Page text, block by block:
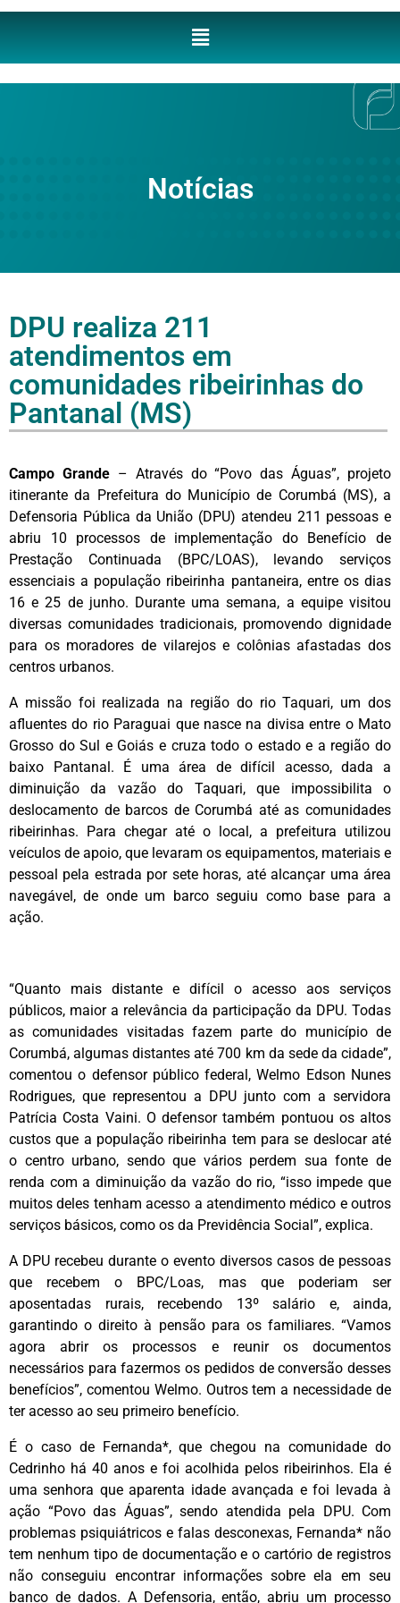
Notícias
DPU realiza 211
atendimentos em
comunidades ribeirinhas do
Pantanal (MS)
Campo Grande– Através do “Povo das Águas”, projeto
itinerante da Prefeitura do Município de Corumbá (MS), a
Defensoria Pública da União (DPU) atendeu 211 pessoas e
abriu 10 processos de implementação do Benefício de
Prestação Continuada (BPC/LOAS), levando serviços
essenciais a população ribeirinha pantaneira, entre os dias
16 e 25 de junho. Durante uma semana, a equipe visitou
diversas comunidades tradicionais, promovendo dignidade
para os moradores de vilarejos e colônias afastadas dos
centros urbanos.
A missão foi realizada na região do rio Taquari, um dos
afluentes do rio Paraguai que nasce na divisa entre o Mato
Grosso do Sul e Goiás e cruza todo o estado e a região do
baixo Pantanal. É uma área de difícil acesso, dada a
diminuição da vazão do Taquari, que impossibilita o
deslocamento de barcos de Corumbá até as comunidades
ribeirinhas. Para chegar até o local, a prefeitura utilizou
veículos de apoio, que levaram os equipamentos, materiais e
pessoal pela estrada por sete horas, até alcançar uma área
navegável, de onde um barco seguiu como base para a
ação.
“Quanto mais distante e difícil o acesso aos serviços
públicos, maior a relevância da participação da DPU. Todas
as comunidades visitadas fazem parte do município de
Corumbá, algumas distantes até 700 km da sede da cidade”,
comentou o defensor público federal, Welmo Edson Nunes
Rodrigues, que representou a DPU junto com a servidora
Patrícia Costa Vaini. O defensor também pontuou os altos
custos que a população ribeirinha tem para se deslocar até
o centro urbano, sendo que vários perdem sua fonte de
renda com a diminuição da vazão do rio, “isso impede que
muitos deles tenham acesso a atendimento médico e outros
serviços básicos, como os da Previdência Social”, explica.
A DPU recebeu durante o evento diversos casos de pessoas
que recebem o BPC/Loas, mas que poderiam ser
aposentadas rurais, recebendo 13º salário e, ainda,
garantindo o direito à pensão para os familiares. “Vamos
agora abrir os processos e reunir os documentos
necessários para fazermos os pedidos de conversão desses
benefícios”, comentou Welmo. Outros tem a necessidade de
ter acesso ao seu primeiro benefício.
É o caso de Fernanda*, que chegou na comunidade do
Cedrinho há 40 anos e foi acolhida pelos ribeirinhos. Ela é
uma senhora que aparenta idade avançada e foi levada à
ação “Povo das Águas”, sendo atendida pela DPU. Com
problemas psiquiátricos e falas desconexas, Fernanda* não
tem nenhum tipo de documentação e o cartório de registros
não conseguiu encontrar informações sobre ela em seu
banco de dados. A Defensoria, então, abriu um processo